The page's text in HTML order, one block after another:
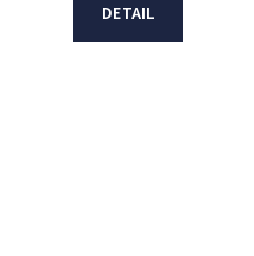
DETAIL